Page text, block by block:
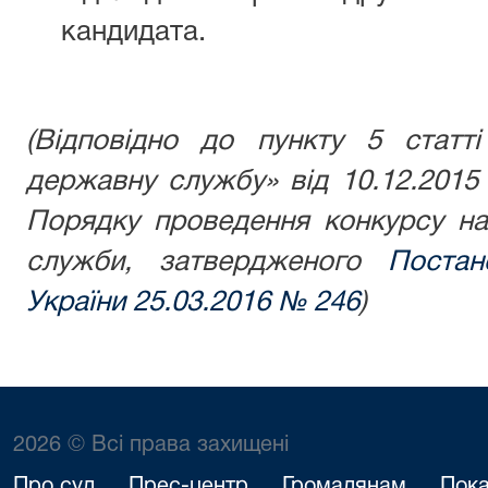
кандидата.
(Відповідно до пункту 5
державну службу» від
Порядку проведення конкурсу
служби, затвердженого
України 25.03.2016 № 246)
2026 © Всі права захищені